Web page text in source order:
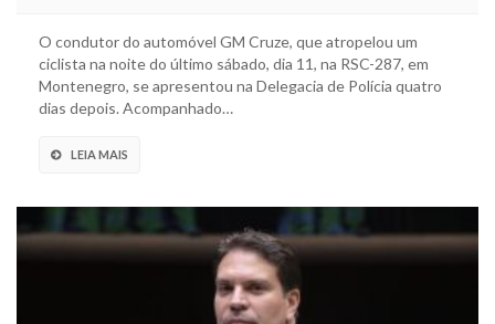
O condutor do automóvel GM Cruze, que atropelou um
ciclista na noite do último sábado, dia 11, na RSC-287, em
Montenegro, se apresentou na Delegacia de Polícia quatro
dias depois. Acompanhado…
LEIA MAIS